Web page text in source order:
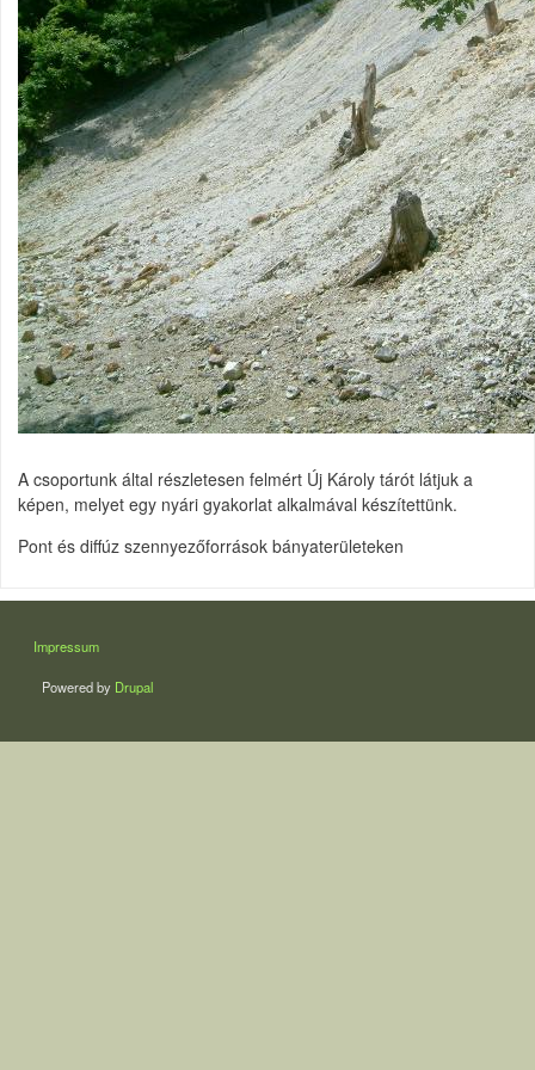
A csoportunk által részletesen felmért Új Károly tárót látjuk a
képen, melyet egy nyári gyakorlat alkalmával készítettünk.
Pont és diffúz szennyezőforrások bányaterületeken
LÁBLÉC
Impressum
Powered by Drupal